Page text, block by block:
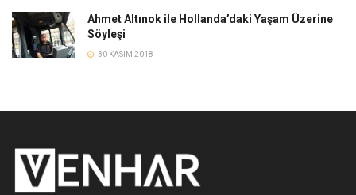
Ahmet Altınok ile Hollanda’daki Yaşam Üzerine
Söyleşi
30 KASIM 2018